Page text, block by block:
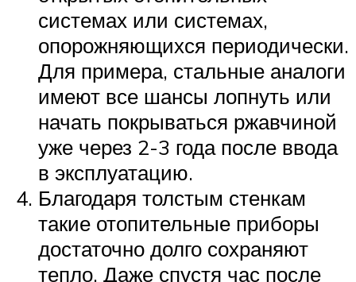
системах или системах,
опорожняющихся периодически.
Для примера, стальные аналоги
имеют все шансы лопнуть или
начать покрываться ржавчиной
уже через 2-3 года после ввода
в эксплуатацию.
Благодаря толстым стенкам
такие отопительные приборы
достаточно долго сохраняют
тепло. Даже спустя час после